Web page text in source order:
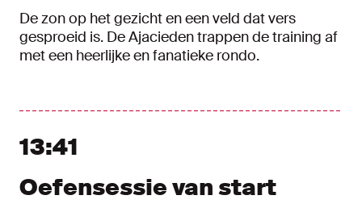
De zon op het gezicht en een veld dat vers
gesproeid is. De Ajacieden trappen de training af
met een heerlijke en fanatieke rondo.
13:41
Oefensessie van start